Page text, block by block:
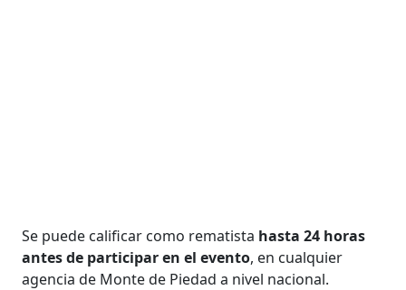
Se puede calificar como rematista hasta 24 horas
antes de participar en el evento, en cualquier
agencia de Monte de Piedad a nivel nacional.